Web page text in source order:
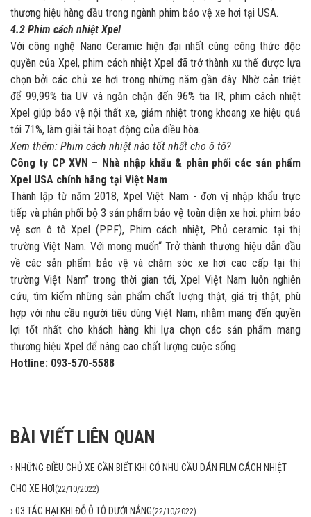
thương hiệu hàng đầu trong ngành phim bảo vệ xe hơi tại USA.
4.2 Phim cách nhiệt Xpel
Với công nghệ Nano Ceramic hiện đại nhất cùng công thức độc
quyền của Xpel, phim cách nhiệt Xpel đã trở thành xu thế được lựa
chọn bởi các chủ xe hơi trong những năm gần đây. Nhờ cản triệt
để 99,99% tia UV và ngăn chặn đến 96% tia IR, phim cách nhiệt
Xpel giúp bảo vệ nội thất xe, giảm nhiệt trong khoang xe hiệu quả
tới 71%, làm giải tải hoạt động của điều hòa.
Xem thêm: Phim cách nhiệt nào tốt nhất cho ô tô?
Công ty CP XVN – Nhà nhập khẩu & phân phối các sản phẩm
Xpel USA chính hãng tại Việt Nam
Thành lập từ năm 2018, Xpel Việt Nam - đơn vị nhập khẩu trực
tiếp và phân phối bộ 3 sản phẩm bảo vệ toàn diện xe hơi: phim bảo
vệ sơn ô tô Xpel (PPF), Phim cách nhiệt, Phủ ceramic tại thị
trường Việt Nam. Với mong muốn“ Trở thành thương hiệu dẫn đầu
về các sản phẩm bảo vệ và chăm sóc xe hơi cao cấp tại thị
trường Việt Nam” trong thời gian tới, Xpel Việt Nam luôn nghiên
cứu, tìm kiếm những sản phẩm chất lượng thật, giá trị thật, phù
hợp với nhu cầu người tiêu dùng Việt Nam, nhằm mang đến quyền
lợi tốt nhất cho khách hàng khi lựa chọn các sản phẩm mang
thương hiệu Xpel để nâng cao chất lượng cuộc sống.
Hotline: 093-570-5588
BÀI VIẾT LIÊN QUAN
› NHỮNG ĐIỀU CHỦ XE CẦN BIẾT KHI CÓ NHU CẦU DÁN FILM CÁCH NHIỆT
CHO XE HƠI (22/10/2022)
› 03 TÁC HẠI KHI ĐỖ Ô TÔ DƯỚI NẮNG(22/10/2022)